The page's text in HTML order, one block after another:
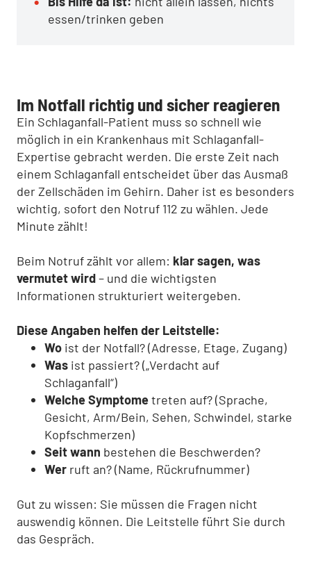
essen/trinken geben
Im Notfall richtig und sicher reagieren
Ein Schlaganfall-Patient muss so schnell wie
möglich in ein Krankenhaus mit Schlaganfall-
Expertise gebracht werden. Die erste Zeit nach
einem Schlaganfall entscheidet über das Ausmaß
der Zellschäden im Gehirn. Daher ist es besonders
wichtig, sofort den Notruf 112 zu wählen. Jede
Minute zählt!
Beim Notruf zählt vor allem: klar sagen, was
vermutet wird– und die wichtigsten
Informationen strukturiert weitergeben.
Diese Angaben helfen der Leitstelle:
Wo ist der Notfall? (Adresse, Etage, Zugang)
Was ist passiert? („Verdacht auf
Schlaganfall“)
Welche Symptometreten auf? (Sprache,
Gesicht, Arm/Bein, Sehen, Schwindel, starke
Kopfschmerzen)
Seit wann bestehen die Beschwerden?
Wer ruft an? (Name, Rückrufnummer)
Gut zu wissen: Sie müssen die Fragen nicht
auswendig können. Die Leitstelle führt Sie durch
das Gespräch.